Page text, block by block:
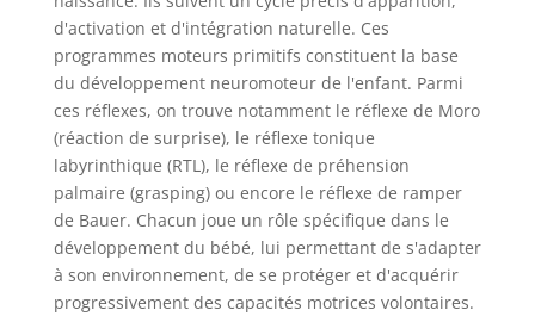
d'activation et d'intégration naturelle. Ces
programmes moteurs primitifs constituent la base
du développement neuromoteur de l'enfant. Parmi
ces réflexes, on trouve notamment le réflexe de Moro
(réaction de surprise), le réflexe tonique
labyrinthique (RTL), le réflexe de préhension
palmaire (grasping) ou encore le réflexe de ramper
de Bauer. Chacun joue un rôle spécifique dans le
développement du bébé, lui permettant de s'adapter
à son environnement, de se protéger et d'acquérir
progressivement des capacités motrices volontaires.